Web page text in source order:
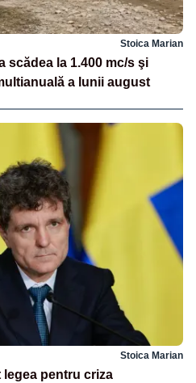
Stoica Marian
scădea la 1.400 mc/s şi
a lunii august
Stoica Marian
pentru criza